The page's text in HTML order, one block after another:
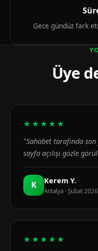
Gece gündüz fark
Üye
★★★★★
"Sahabet tarafında
sayfa açılışı gözle
K Kerem Y.
Antalya · Şubat 2026
★★★★★